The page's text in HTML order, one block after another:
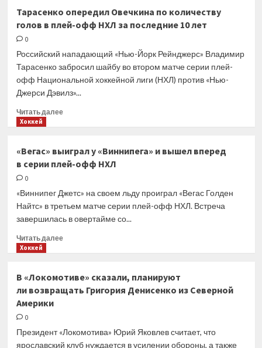
нападающие
Контиола
игровую
карьеру
Тарасенко опередил Овечкина по количеству
голов в плей-офф НХЛ за последние 10 лет
0
Российский нападающий «Нью-Йорк Рейнджерс» Владимир
Тарасенко забросил шайбу во втором матче серии плей-
офф Национальной хоккейной лиги (НХЛ) против «Нью-
Джерси Дэвилз»...
Читать далееПрочитать
опередил
Овечкина
голов
в плей-
офф
НХЛ
Хоккей
«Вегас» выиграл у «Виннипега» и вышел вперед
в серии плей-офф НХЛ
0
«Виннипег Джетс» на своем льду проиграл «Вегас Голден
Найтс» в третьем матче серии плей-офф НХЛ. Встреча
завершилась в овертайме со...
Читать далееПрочитать
выиграл
у «Виннипега»
плей-
Хоккей
В «Локомотиве» сказали, планируют
ли возвращать Григория Денисенко из Северной
Америки
0
Президент «Локомотива» Юрий Яковлев считает, что
ярославский клуб нуждается в усилении обороны, а также